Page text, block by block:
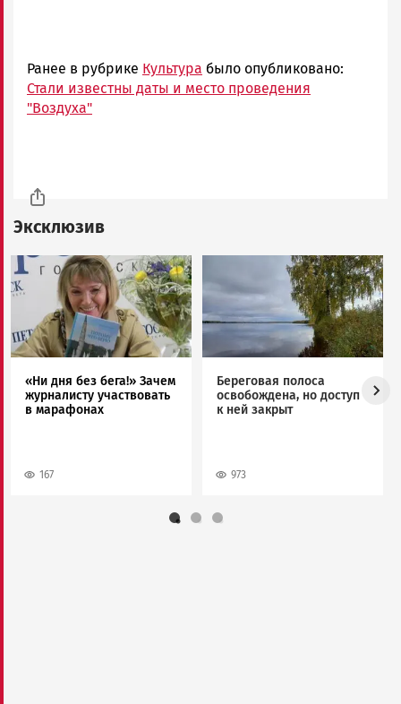
Ранее в рубрике Культура было опубликовано:
Стали известны даты и место проведения
"Воздуха"
Эксклюзив
Image
«Ни дня без бега!» Зачем
журналисту участвовать
в марафонах
167
Береговая полоса
освобождена, но доступ
к ней закрыт
973